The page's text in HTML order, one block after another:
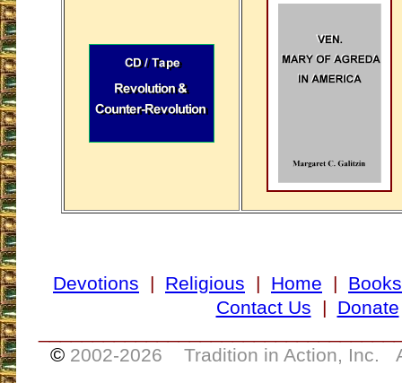
Devotions | Religious | Home | Books
Contact Us | Donate
©2002-2026 Tradition in Action, Inc.